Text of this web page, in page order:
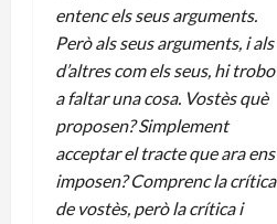
entenc els seus arguments.
Però als seus arguments, i als
d’altres com els seus, hi trobo
a faltar una cosa. Vostès què
proposen? Simplement
acceptar el tracte que ara ens
imposen? Comprenc la crítica
de vostès, però la crítica i